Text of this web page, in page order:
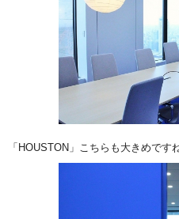
「HOUSTON」こちらも大きめです